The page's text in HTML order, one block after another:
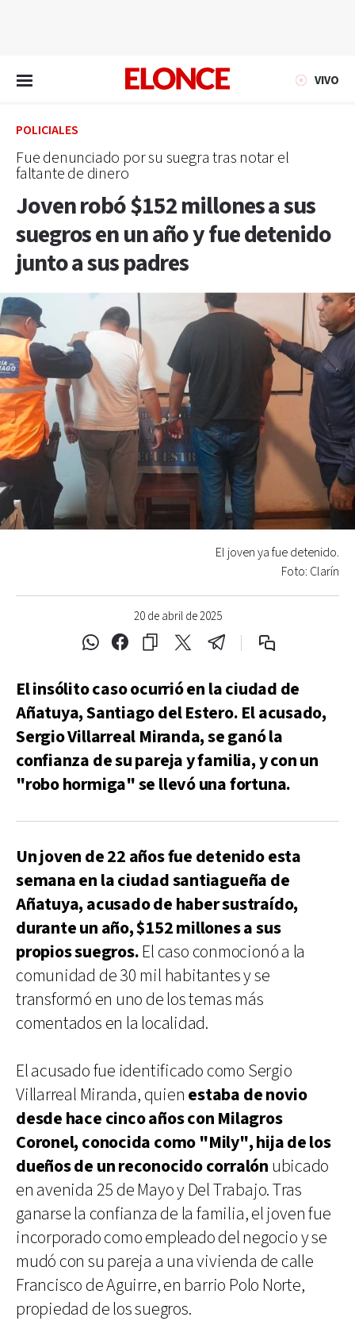
VIVO
POLICIALES
Fue denunciado por su suegra tras notar el
faltante de dinero
Joven robó $152 millones a sus
suegros en un año y fue detenido
junto a sus padres
20 de abril de 2025
El joven ya fue detenido.
Foto: Clarín
El insólito caso ocurrió en la ciudad de
Añatuya, Santiago del Estero. El acusado,
Sergio Villarreal Miranda, se ganó la
confianza de su pareja y familia, y con un
"robo hormiga" se llevó una fortuna.
Un joven de 22 años fue detenido esta
semana en la ciudad santiagueña de
Añatuya, acusado de haber sustraído,
durante un año, $152 millones a sus
propios suegros.El caso conmocionó a la
comunidad de 30 mil habitantes y se
transformó en uno de los temas más
comentados en la localidad.
El acusado fue identificado como Sergio
Villarreal Miranda, quien estaba de novio
desde hace cinco años con Milagros
Coronel, conocida como "Mily", hija de los
dueños de un reconocido corralón ubicado
en avenida 25 de Mayo y Del Trabajo. Tras
ganarse la confianza de la familia, el joven fue
incorporado como empleado del negocio y se
mudó con su pareja a una vivienda de calle
Francisco de Aguirre, en barrio Polo Norte,
propiedad de los suegros.